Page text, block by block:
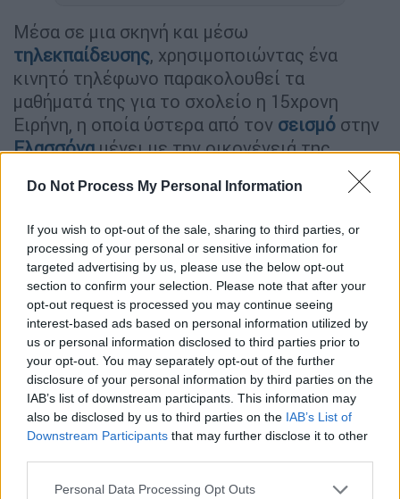
Do Not Process My Personal Information
If you wish to opt-out of the sale, sharing to third parties, or
processing of your personal or sensitive information for
targeted advertising by us, please use the below opt-out
section to confirm your selection. Please note that after your
opt-out request is processed you may continue seeing
interest-based ads based on personal information utilized by
us or personal information disclosed to third parties prior to
your opt-out. You may separately opt-out of the further
disclosure of your personal information by third parties on the
IAB’s list of downstream participants. This information may
also be disclosed by us to third parties on the IAB’s List of
Downstream Participants that may further disclose it to other
Please note that this website/app uses one or more Google
Personal Data Processing Opt Outs
Mέσα σε μια σκηνή και μέσω
τηλεκπαίδευσης, χρησιμοποιώντας ένα
κινητό τηλέφωνο παρακολουθεί τα
μαθήματά της για το σχολείο η 15χρονη
Ειρήνη, η οποία ύστερα από τον σεισμό στην
Ελασσόναμένει με την οικογένειά της
ράντζο έχει μετατραπεί σε θρανίο της και η
αξιέπαινη. H 15χρονη είναι μία από τους
δεκάδεςμαθητέςτων σεισμόπληκτων
χωριών τηςΕλασσόναςπου εδώ και 25
ημέρες δοκιμάζονται.
«Κόβεται πολύ συχνά το ρεύμα, είναι πολύ
δύσκολο να κάνεις εδώ μάθημα και έχει
κρύο», λέει η μαθήτρια στην κάμερα του
OPEN TV.«Είναι μεγάλη αμαρτία, αν μπορείτε
να το διανοηθείτε, να μην χάσεις την ζωή
σου από στον σεισμό και να την χάσεις στον
μετασεισμό ή από πνευμονία», τονίζει ο